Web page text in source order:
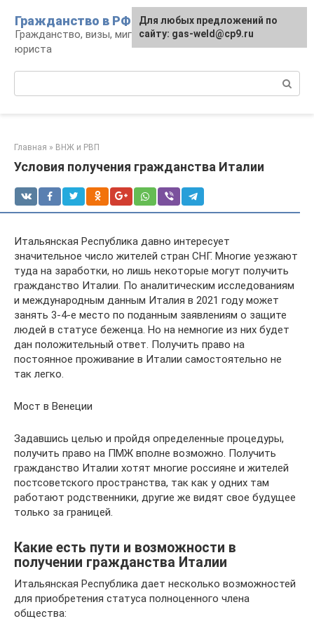
контенту
Гражданство в РФ
Гражданство, визы, миграция: консультации
юриста
Главная » ВНЖ и РВП
Условия получения гражданства Италии
Итальянская Республика давно интересует
значительное число жителей стран СНГ. Многие уезжают
туда на заработки, но лишь некоторые могут получить
гражданство Италии. По аналитическим исследованиям
и международным данным Италия в 2021 году может
занять 3-4-е место по поданным заявлениям о защите
людей в статусе беженца. Но на немногие из них будет
дан положительный ответ. Получить право на
постоянное проживание в Италии самостоятельно не
так легко.
Мост в Венеции
Задавшись целью и пройдя определенные процедуры,
получить право на ПМЖ вполне возможно. Получить
гражданство Италии хотят многие россияне и жителей
постсоветского пространства, так как у одних там
работают родственники, другие же видят свое будущее
только за границей.
Какие есть пути и возможности в
получении гражданства Италии
Итальянская Республика дает несколько возможностей
для приобретения статуса полноценного члена
общества:
Для любых предложений по
сайту: gas-weld@cp9.ru